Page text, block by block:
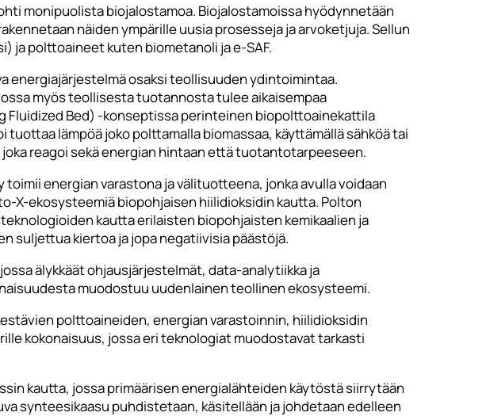
monipuolista biojalostamoa. Biojalostamoissa hyödynnetään
näiden ympärille uusia prosesseja ja arvoketjuja. Sellun
ja polttoaineet kuten biometanoli ja e-SAF.
energiajärjestelmä osaksi teollisuuden ydintoimintaa.
myös teollisesta tuotannosta tulee aikaisempaa
Fluidized Bed) -konseptissa perinteinen biopolttoainekattila
lämpöä joko polttamalla biomassaa, käyttämällä sähköä tai
reagoi sekä energian hintaan että tuotantotarpeeseen.
energian varastona ja välituotteena, jonka avulla voidaan
X-ekosysteemiä biopohjaisen hiilidioksidin kautta. Polton
kautta erilaisten biopohjaisten kemikaalien ja
suljettua kiertoa ja jopa negatiivisia päästöjä.
älykkäät ohjausjärjestelmät, data-analytiikka ja
muodostuu uudenlainen teollinen ekosysteemi.
polttoaineiden, energian varastoinnin, hiilidioksidin
kokonaisuus, jossa eri teknologiat muodostavat tarkasti
kautta, jossa primäärisen energialähteiden käytöstä siirrytään
synteesikaasu puhdistetaan, käsitellään ja johdetaan edelleen